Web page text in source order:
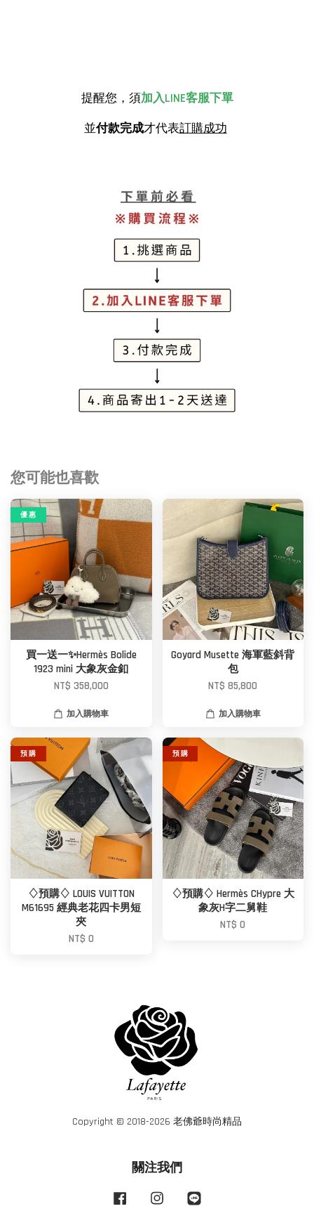
提醒您，須加入LINE客服下單
並付款完成才代表訂購成功
您可能也喜歡
優 惠
買一送一✨Hermès Bolide
1923 mini 大象灰金釦
NT$ 358,000
加入購物車
Goyard Musette 海軍藍斜背
包
NT$ 85,800
加入購物車
預 購
♢預購♢ LOUIS VUITTON
M61695 經典老花四卡男短
夾
NT$ 0
預 購
♢預購♢ Hermès CHypre 大
象灰H字二舅鞋
NT$ 0
Copyright © 2018-2026 老佛爺時尚精品
關注我們
Facebook Instagram